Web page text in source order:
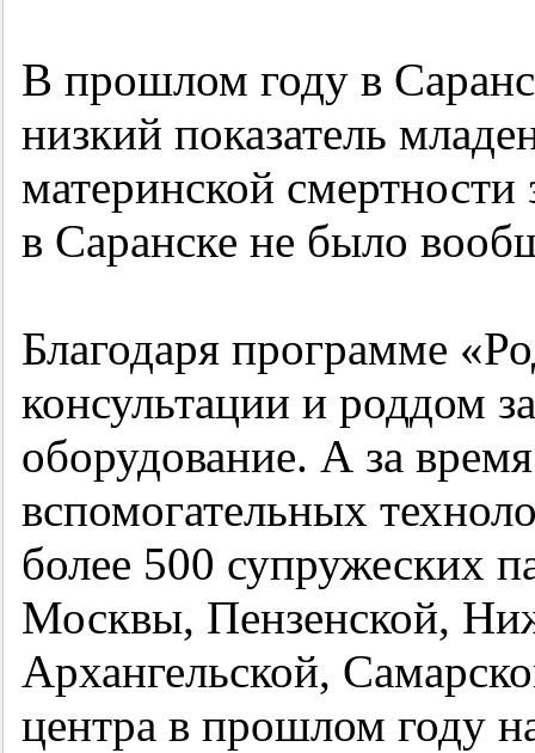
В прошлом году в
низкий показатель
материнской смертности
в Саранске не было
Благодаря программе
консультации и роддом
оборудование. А за
вспомогательных
более 500 супружеских
Москвы, Пензенской,
Архангельской,
центра в прошлом году